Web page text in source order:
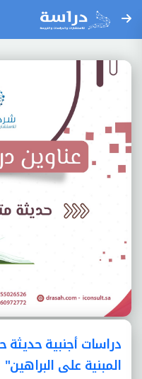
دراسات أجنبية حديثة
المبنية على البراهين"